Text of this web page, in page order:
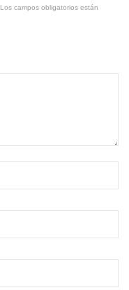
Los campos obligatorios están